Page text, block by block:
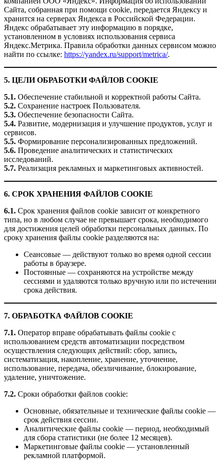
Сайта, собранная при помощи cookie, передается Яндексу и
хранится на серверах Яндекса в Российской Федерации.
Яндекс обрабатывает эту информацию в порядке,
установленном в условиях использования сервиса
Яндекс.Метрика. Правила обработки данных сервисом можно
найти по ссылке: https://yandex.ru/support/metrica/.
5. ЦЕЛИ ОБРАБОТКИ ФАЙЛОВ COOKIE
5.1. Обеспечение стабильной и корректной работы Сайта.
5.2. Сохранение настроек Пользователя.
5.3. Обеспечение безопасности Сайта.
5.4. Развитие, модернизация и улучшение продуктов, услуг и
сервисов.
5.5. Формирование персонализированных предложений.
5.6. Проведение аналитических и статистических
исследований.
5.7. Реализация рекламных и маркетинговых активностей.
6. СРОК ХРАНЕНИЯ ФАЙЛОВ COOKIE
6.1. Срок хранения файлов cookie зависит от конкретного
типа, но в любом случае не превышает срока, необходимого
для достижения целей обработки персональных данных. По
сроку хранения файлы cookie разделяются на:
Сеансовые — действуют только во время одной сессии
работы в браузере.
Постоянные — сохраняются на устройстве между
сессиями и удаляются только вручную или по истечении
срока действия.
7. ОБРАБОТКА ФАЙЛОВ COOKIE
7.1. Оператор вправе обрабатывать файлы cookie с
использованием средств автоматизации посредством
осуществления следующих действий: сбор, запись,
систематизация, накопление, хранение, уточнение,
использование, передача, обезличивание, блокирование,
удаление, уничтожение.
7.2. Сроки обработки файлов cookie:
Основные, обязательные и технические файлы cookie —
срок действия сессии.
Аналитические файлы cookie — период, необходимый
для сбора статистики (не более 12 месяцев).
Маркетинговые файлы cookie — установленный
рекламной платформой.